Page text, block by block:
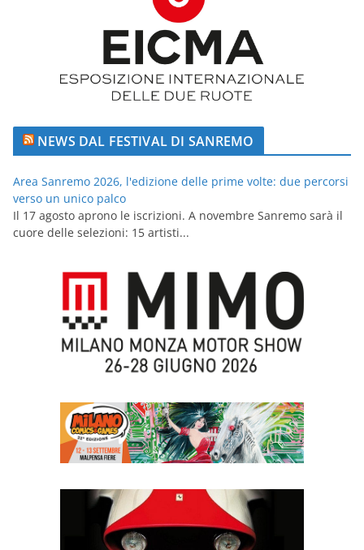
NEWS DAL FESTIVAL DI SANREMO
Area Sanremo 2026, l'edizione delle prime volte: due percorsi
verso un unico palco
Il 17 agosto aprono le iscrizioni. A novembre Sanremo sarà il
cuore delle selezioni: 15 artisti...